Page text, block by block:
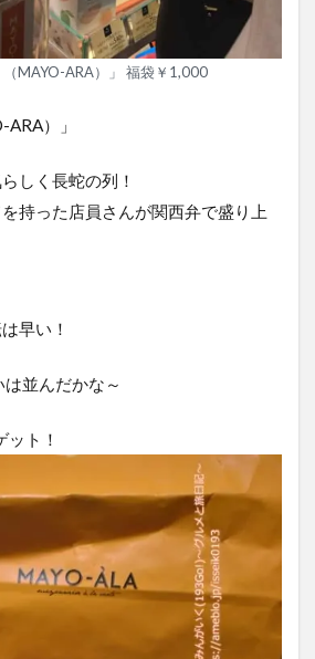
（MAYO-ARA）」 福袋￥1,000
ARA）」
しく長蛇の列！
持った店員さんが関西弁で盛り上
早い！
並んだかな～
ット！